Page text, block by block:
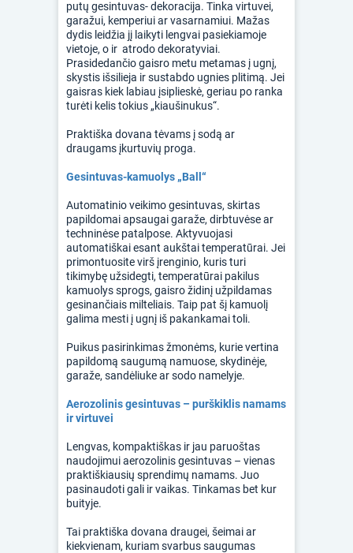
putų gesintuvas- dekoracija. Tinka virtuvei,
garažui, kemperiui ar vasarnamiui. Mažas
dydis leidžia jį laikyti lengvai pasiekiamoje
vietoje, o ir atrodo dekoratyviai.
Prasidedančio gaisro metu metamas į ugnį,
skystis išsilieja ir sustabdo ugnies plitimą. Jei
gaisras kiek labiau įsiplieskė, geriau po ranka
turėti kelis tokius „kiaušinukus“.
Praktiška dovana tėvams į sodą ar
draugams įkurtuvių proga.
Gesintuvas-kamuolys „Ball“
Automatinio veikimo gesintuvas, skirtas
papildomai apsaugai garaže, dirbtuvėse ar
techninėse patalpose. Aktyvuojasi
automatiškai esant aukštai temperatūrai. Jei
primontuosite virš įrenginio, kuris turi
tikimybę užsidegti, temperatūrai pakilus
kamuolys sprogs, gaisro židinį užpildamas
gesinančiais milteliais. Taip pat šį kamuolį
galima mesti į ugnį iš pakankamai toli.
Puikus pasirinkimas žmonėms, kurie vertina
papildomą saugumą namuose, skydinėje,
garaže, sandėliuke ar sodo namelyje.
Aerozolinis gesintuvas – purškiklis namams
ir virtuvei
Lengvas, kompaktiškas ir jau paruoštas
naudojimui aerozolinis gesintuvas – vienas
praktiškiausių sprendimų namams. Juo
pasinaudoti gali ir vaikas. Tinkamas bet kur
buityje.
Tai praktiška dovana draugei, šeimai ar
kiekvienam, kuriam svarbus saugumas